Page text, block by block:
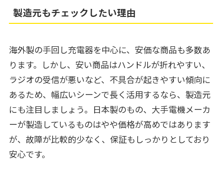
製造元もチェックしたい理由
海外製の手回し充電器を中心に、安価な商品も多数あ
ります。しかし、安い商品はハンドルが折れやすい、
ラジオの受信が悪いなど、不具合が起きやすい傾向に
あるため、幅広いシーンで長く活用するなら、製造元
にも注目しましょう。日本製のもの、大手電機メーカ
ーが製造しているものはやや価格が高めではあります
が、故障が比較的少なく、保証もしっかりとしており
安心です。